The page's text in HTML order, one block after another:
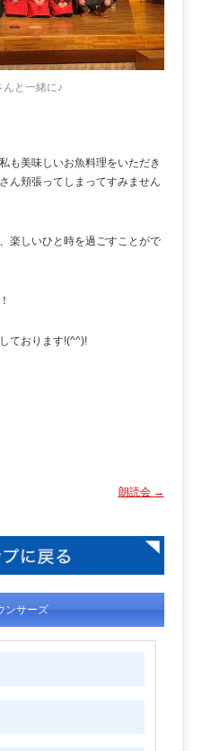
と一緒に♪
も美味しいお魚料理をいただき
ん頬張ってしまってすみません
楽しいひと時を過ごすことがで
ております!(^^)!
朗読会 →
ンサーズ